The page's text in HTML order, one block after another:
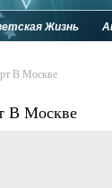
Жизнь
В Москве
В Москве